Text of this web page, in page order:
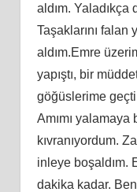
aldım.
Taşaklarını falan
aldım.Emre
yapıştı, bir
göğüslerime
Amımı yalamaya
kıvranıyordum.
inleye boşaldım.
dakika kadar.